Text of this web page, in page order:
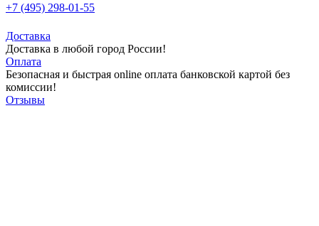
+7 (495) 298-01-55
Доставка
Доставка в любой город России!
Оплата
Безопасная и быстрая online оплата банковской картой без
комиссии!
Отзывы